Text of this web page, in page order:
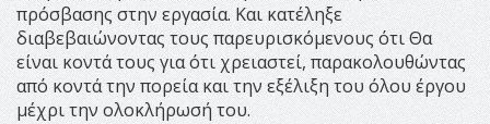
πρόσβασης στην εργασία. Και κατέληξε
διαβεβαιώνοντας τους παρευρισκόμενους ότι Θα
είναι κοντά τους για ότι χρειαστεί, παρακολουθώντας
από κοντά την πορεία και την εξέλιξη του όλου έργου
μέχρι την ολοκλήρωσή του.